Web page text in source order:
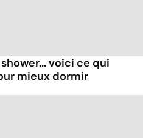
voici ce qui
mieux dormir